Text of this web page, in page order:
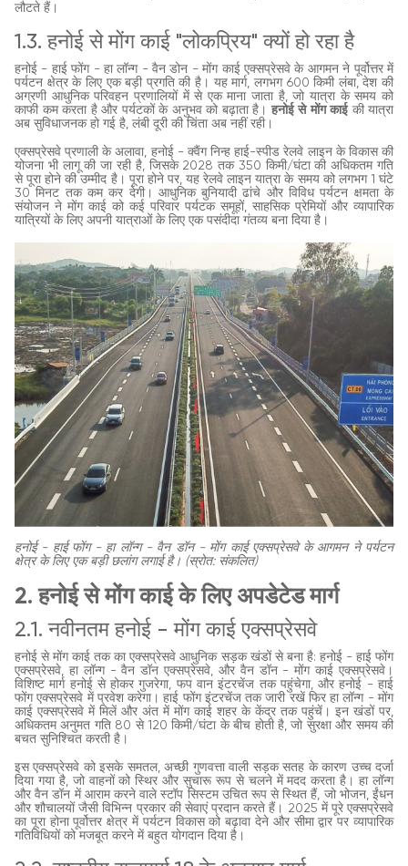
लौटते हैं।
1.3. हनोई से मोंग काई "लोकप्रिय" क्यों हो रहा है
हनोई - हाई फोंग - हा लॉन्ग - वैन डोन - मोंग काई एक्सप्रेसवे के आगमन ने पूर्वोत्तर में
पर्यटन क्षेत्र के लिए एक बड़ी प्रगति की है। यह मार्ग, लगभग 600 किमी लंबा, देश की
अग्रणी आधुनिक परिवहन प्रणालियों में से एक माना जाता है, जो यात्रा के समय को
काफी कम करता है और पर्यटकों के अनुभव को बढ़ाता है। हनोई से मोंग काईकी यात्रा
अब सुविधाजनक हो गई है, लंबी दूरी की चिंता अब नहीं रही।
एक्सप्रेसवे प्रणाली के अलावा, हनोई - क्वैंग निन्ह हाई-स्पीड रेलवे लाइन के विकास की
योजना भी लागू की जा रही है, जिसके 2028 तक 350 किमी/घंटा की अधिकतम गति
से पूरा होने की उम्मीद है। पूरा होने पर, यह रेलवे लाइन यात्रा के समय को लगभग 1 घंटे
30 मिनट तक कम कर देगी। आधुनिक बुनियादी ढांचे और विविध पर्यटन क्षमता के
संयोजन ने मोंग काई को कई परिवार पर्यटक समूहों, साहसिक प्रेमियों और व्यापारिक
यात्रियों के लिए अपनी यात्राओं के लिए एक पसंदीदा गंतव्य बना दिया है।
हनोई - हाई फोंग - हा लॉन्ग - वैन डॉन - मोंग काई एक्सप्रेसवे के आगमन ने पर्यटन
क्षेत्र के लिए एक बड़ी छलांग लगाई है। (स्रोत: संकलित)
2. हनोई से मोंग काई के लिए अपडेटेड मार्ग
2.1. नवीनतम हनोई - मोंग काई एक्सप्रेसवे
हनोई से मोंग काई तक का एक्सप्रेसवे आधुनिक सड़क खंडों से बना है: हनोई - हाई फोंग
एक्सप्रेसवे, हा लॉन्ग - वैन डॉन एक्सप्रेसवे, और वैन डॉन - मोंग काई एक्सप्रेसवे।
विशिष्ट मार्ग हनोई से होकर गुजरेगा, फप वान इंटरचेंज तक पहुंचेगा, और हनोई - हाई
फोंग एक्सप्रेसवे में प्रवेश करेगा। हाई फोंग इंटरचेंज तक जारी रखें फिर हा लॉन्ग - मोंग
काई एक्सप्रेसवे में मिलें और अंत में मोंग काई शहर के केंद्र तक पहुंचें। इन खंडों पर,
अधिकतम अनुमत गति 80 से 120 किमी/घंटा के बीच होती है, जो सुरक्षा और समय की
बचत सुनिश्चित करती है।
इस एक्सप्रेसवे को इसके समतल, अच्छी गुणवत्ता वाली सड़क सतह के कारण उच्च दर्जा
दिया गया है, जो वाहनों को स्थिर और सुचारू रूप से चलने में मदद करता है। हा लॉन्ग
और वैन डॉन में आराम करने वाले स्टॉप सिस्टम उचित रूप से स्थित हैं, जो भोजन, ईंधन
और शौचालयों जैसी विभिन्न प्रकार की सेवाएं प्रदान करते हैं। 2025 में पूरे एक्सप्रेसवे
का पूरा होना पूर्वोत्तर क्षेत्र में पर्यटन विकास को बढ़ावा देने और सीमा द्वार पर व्यापारिक
गतिविधियों को मजबूत करने में बहुत योगदान दिया है।